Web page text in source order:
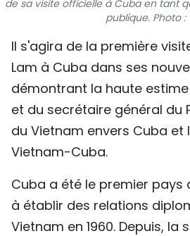
TIẾNG VIỆT
ENGLISH
中文
РУССКИЙ
de sa visite officielle à Cuba en tant
publique. Photo :
Il s'agira de la première
Lam à Cuba dans ses
démontrant la haute estime
et du secrétaire général du
du Vietnam envers Cuba et
Vietnam-Cuba.
Cuba a été le premier pays
à établir des relations
Vietnam en 1960. Depuis, la